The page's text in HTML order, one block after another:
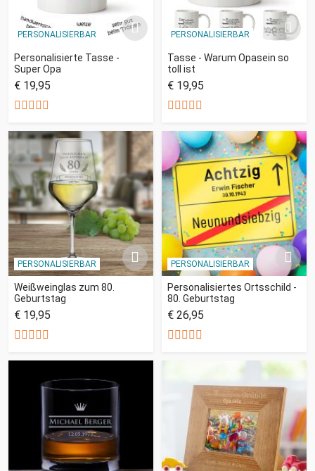
PERSONALISIERBAR
Personalisierte Tasse -
Super Opa
€ 19,95
PERSONALISIERBAR
Tasse - Warum Opasein so
toll ist
€ 19,95
PERSONALISIERBAR
Weißweinglas zum 80.
Geburtstag
€ 19,95
PERSONALISIERBAR
Personalisiertes Ortsschild -
80. Geburtstag
€ 26,95